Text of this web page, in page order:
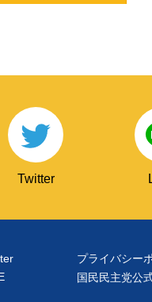
Twitter
プライバシー
国民民主党公